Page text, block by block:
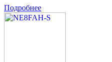
Подробнее